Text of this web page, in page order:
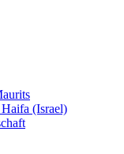
(Israel)